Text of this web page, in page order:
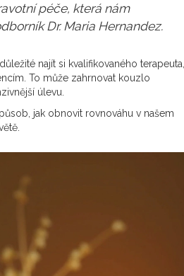
péče, která nám
Dr. Maria Hernandez.
najít si kvalifikovaného terapeuta,
To může zahrnovat kouzlo
úlevu.
jak obnovit rovnováhu v našem